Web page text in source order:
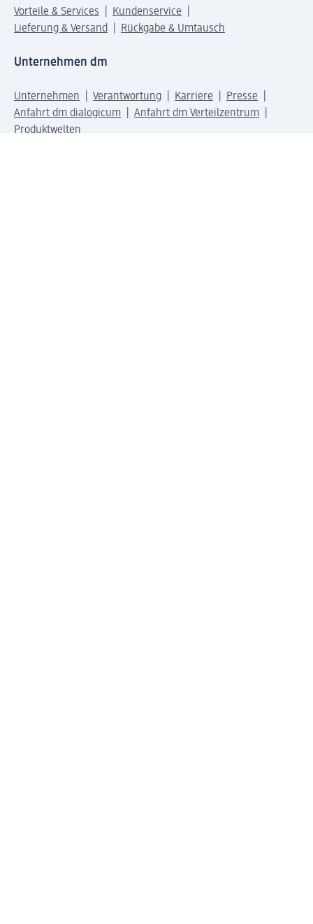
Vorteile & Services
Kundenservice
Lieferung & Versand
Rückgabe & Umtausch
Unternehmen dm
Unternehmen Verantwortung Karriere
Presse
Anfahrt dm dialogicum
Anfahrt dm Verteilzentrum
Produktwelten